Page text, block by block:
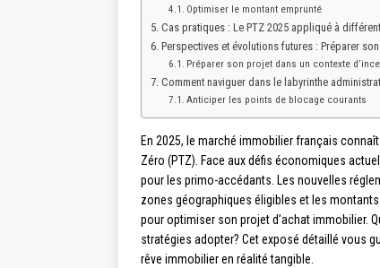
Optimiser le montant emprunté
Cas pratiques : Le PTZ 2025 appliqué à
Perspectives et évolutions futures : Préparer
Préparer son projet dans un contexte
Comment naviguer dans le labyrinthe
Anticiper les points de blocage courants
En 2025, le marché immobilier français
Zéro (PTZ). Face aux défis économiques
pour les primo-accédants. Les nouvelles
zones géographiques éligibles et les
pour optimiser son projet d’achat immobilier.
stratégies adopter? Cet exposé détaillé vous
rêve immobilier en réalité tangible.